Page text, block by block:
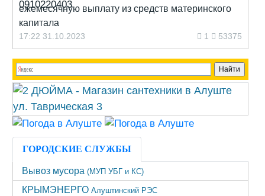
ежемесячную выплату из средств материнского
капитала
17:22 31.10.2023 1 53375
ГОРОДСКИЕ СЛУЖБЫ
Вывоз мусора (МУП УБГ и КС)
КРЫМЭНЕРГО Алуштинский РЭС